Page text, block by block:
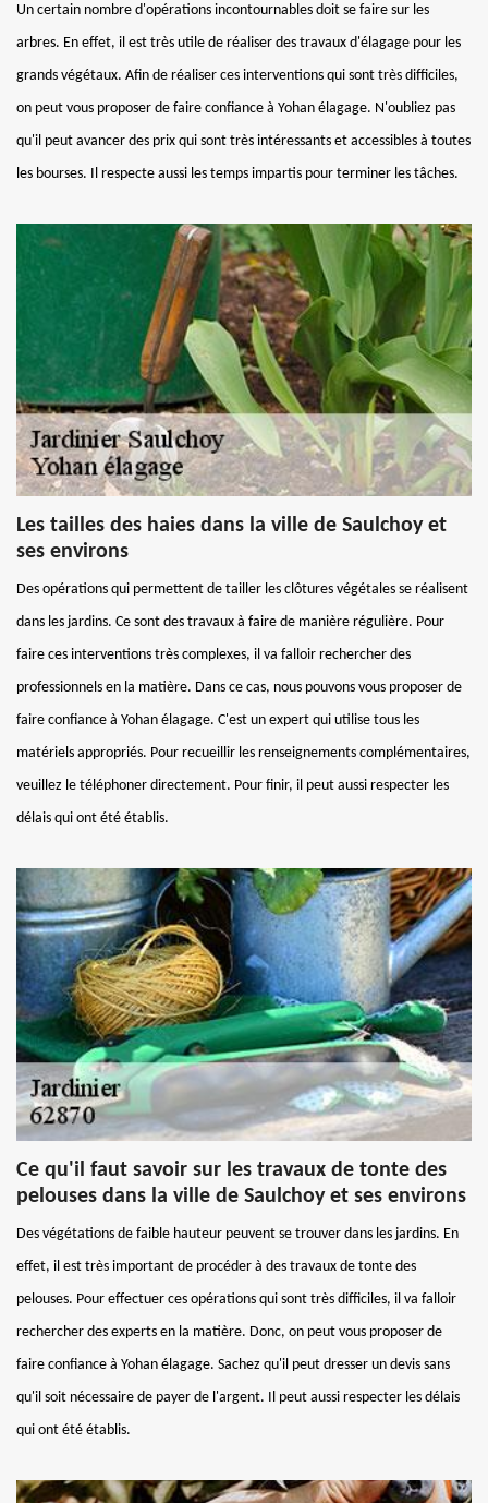
Un certain nombre d'opérations incontournables doit se faire sur les
arbres. En effet, il est très utile de réaliser des travaux d'élagage pour les
grands végétaux. Afin de réaliser ces interventions qui sont très difficiles,
on peut vous proposer de faire confiance à Yohan élagage. N'oubliez pas
qu'il peut avancer des prix qui sont très intéressants et accessibles à toutes
les bourses. Il respecte aussi les temps impartis pour terminer les tâches.
Les tailles des haies dans la ville de Saulchoy et
ses environs
Des opérations qui permettent de tailler les clôtures végétales se réalisent
dans les jardins. Ce sont des travaux à faire de manière régulière. Pour
faire ces interventions très complexes, il va falloir rechercher des
professionnels en la matière. Dans ce cas, nous pouvons vous proposer de
faire confiance à Yohan élagage. C'est un expert qui utilise tous les
matériels appropriés. Pour recueillir les renseignements complémentaires,
veuillez le téléphoner directement. Pour finir, il peut aussi respecter les
délais qui ont été établis.
Ce qu'il faut savoir sur les travaux de tonte des
pelouses dans la ville de Saulchoy et ses environs
Des végétations de faible hauteur peuvent se trouver dans les jardins. En
effet, il est très important de procéder à des travaux de tonte des
pelouses. Pour effectuer ces opérations qui sont très difficiles, il va falloir
rechercher des experts en la matière. Donc, on peut vous proposer de
faire confiance à Yohan élagage. Sachez qu'il peut dresser un devis sans
qu'il soit nécessaire de payer de l'argent. Il peut aussi respecter les délais
qui ont été établis.